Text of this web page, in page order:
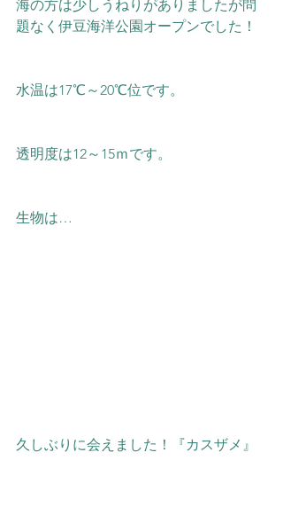
海の方は少しうねりがありましたが問
題なく伊豆海洋公園オープンでした！
水温は17℃～20℃位です。
透明度は12～15ｍです。
生物は…
久しぶりに会えました！『カスザメ』